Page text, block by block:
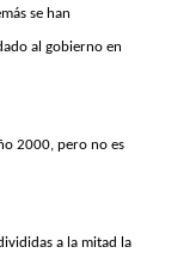
se han
al gobierno en
2000, pero no es
a la mitad la